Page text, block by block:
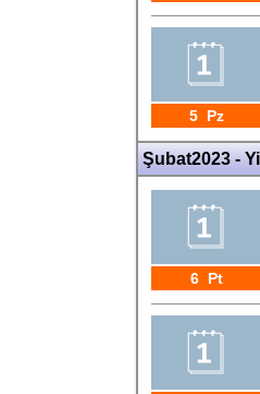
5 Pz
Şubat2023 -
6 Pt